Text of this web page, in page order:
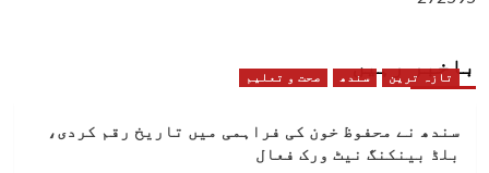
باخبر رہیں
تازہ ترین سندھ صحت و تعلیم
سندھ نے محفوظ خون کی فراہمی میں تاریخ رقم کردی،
بلڈ بینکنگ نیٹ ورک فعال